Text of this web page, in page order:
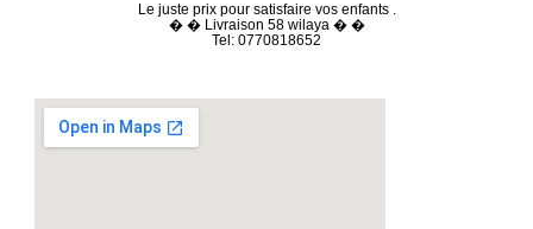
Le juste prix pour satisfaire vos enfants .
� � Livraison 58 wilaya � �
Tel: 0770818652